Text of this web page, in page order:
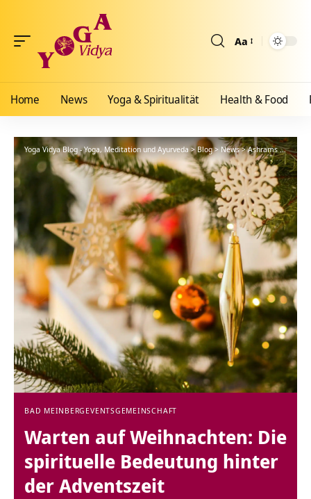
Aa
Home News Yoga & Spiritualität Health & Food
Yoga Vidya Blog - Yoga, Meditation und Ayurveda >Blog>News>Ashrams> Bad
BAD MEINBERG EVENTSGEMEINSCHAFT
Warten auf Weihnachten: Die
spirituelle Bedeutung hinter
der Adventszeit